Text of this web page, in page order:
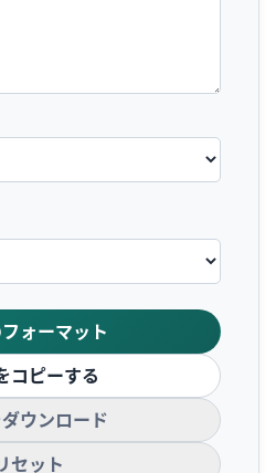
ォーマット
コピーする
ウンロード
セット